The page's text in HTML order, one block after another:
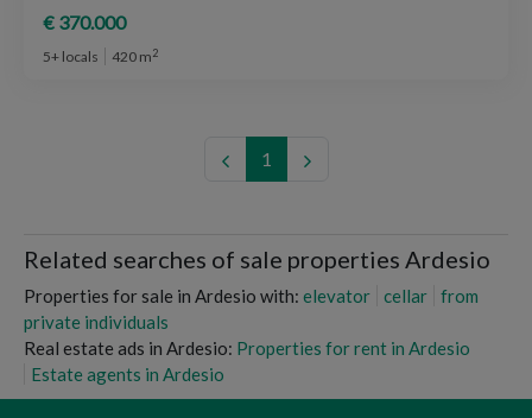
€ 370.000
5+ locals 420 m2
1
Related searches of sale properties Ardesio
Properties for sale in Ardesio with: elevator cellar
from
private individuals
Real estate ads in Ardesio: Properties for rent in Ardesio
Estate agents in Ardesio